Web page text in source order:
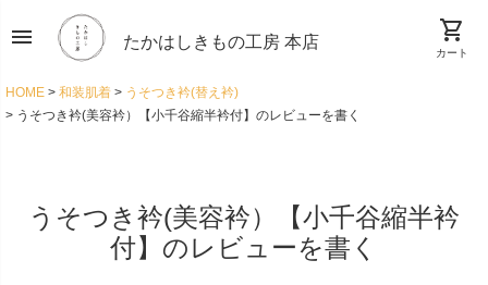
menu たかはしきもの工房 本店 shopping_cart
カート
HOME 和装肌着
うそつき衿(替え衿)
うそつき衿(美容衿）【小千谷縮半衿付】のレビューを書く
うそつき衿(美容衿）【小千谷縮半衿
付】のレビューを書く